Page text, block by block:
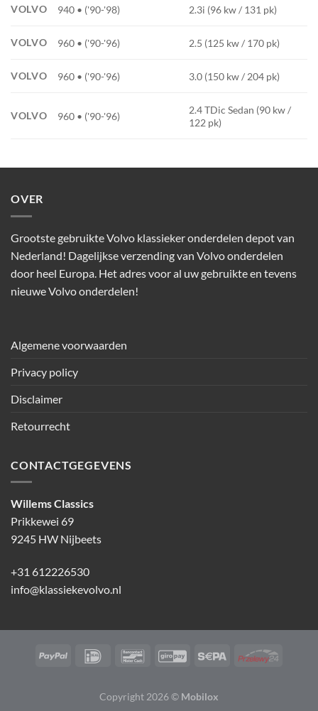
VOLVO 940 • ('90-'98) 2.3i (96 kw / 131 pk)
VOLVO 960 • ('90-'96) 2.5 (125 kw / 170 pk)
VOLVO 960 • ('90-'96) 3.0 (150 kw / 204 pk)
VOLVO 960 • ('90-'96)
2.4 TDic Sedan (90 kw /
122 pk)
OVER
Grootste gebruikte Volvo klassieker onderdelen depot van
Nederland! Dagelijkse verzending van Volvo onderdelen
door heel Europa. Het adres voor al uw gebruikte en tevens
nieuwe Volvo onderdelen!
Algemene voorwaarden
Privacy policy
Disclaimer
Retourrecht
CONTACTGEGEVENS
Willems Classics
Prikkewei 69
9245 HW Nijbeets
+31 612226530
info@klassiekevolvo.nl
Copyright 2026 © Mobilox